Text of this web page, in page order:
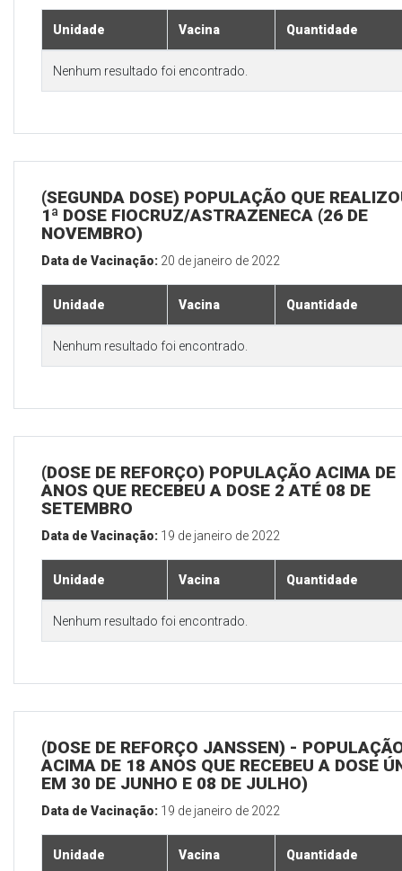
Unidade Vacina Quantidade
Nenhum resultado foi encontrado.
(SEGUNDA DOSE) POPULAÇÃO QUE
1ª DOSE FIOCRUZ/ASTRAZENECA (26 DE
NOVEMBRO)
Data de Vacinação: 20 de janeiro de 2022
Unidade Vacina Quantidade
Nenhum resultado foi encontrado.
(DOSE DE REFORÇO) POPULAÇÃO ACIMA DE
ANOS QUE RECEBEU A DOSE 2 ATÉ 08 DE
SETEMBRO
Data de Vacinação: 19 de janeiro de 2022
Unidade Vacina Quantidade
Nenhum resultado foi encontrado.
(DOSE DE REFORÇO JANSSEN) -
ACIMA DE 18 ANOS QUE RECEBEU A DOSE
EM 30 DE JUNHO E 08 DE JULHO)
Data de Vacinação: 19 de janeiro de 2022
Unidade Vacina Quantidade